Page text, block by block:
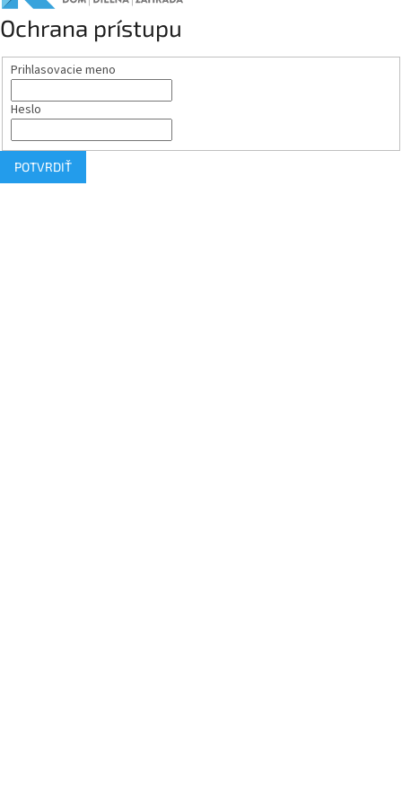
Ochrana prístupu
Prihlasovacie meno
Heslo
POTVRDIŤ